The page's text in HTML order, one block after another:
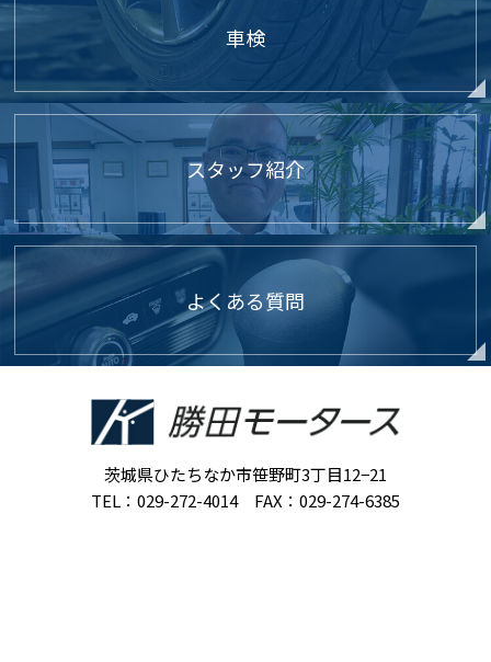
車検
スタッフ紹介
よくある質問
茨城県ひたちなか市笹野町3丁目12−21
TEL：029-272-4014 FAX：029-274-6385